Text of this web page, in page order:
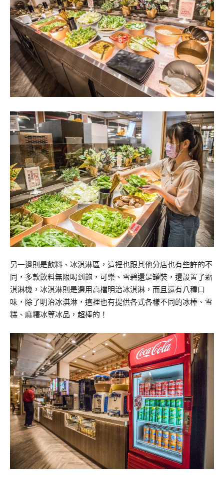
另一邊則是飲料、冰淇淋區，這裡也跟其他分店也有些許的不
同，多款飲料無限喝到飽，可樂、雪碧還是罐裝，還設置了霜
淇淋機，冰淇淋則是選用高檔明治冰淇淋，而且還有八種口
味，除了明治冰淇淋，這裡也有提供各式各樣不同的冰棒、雪
糕、麻糬冰等冰品，超棒的！